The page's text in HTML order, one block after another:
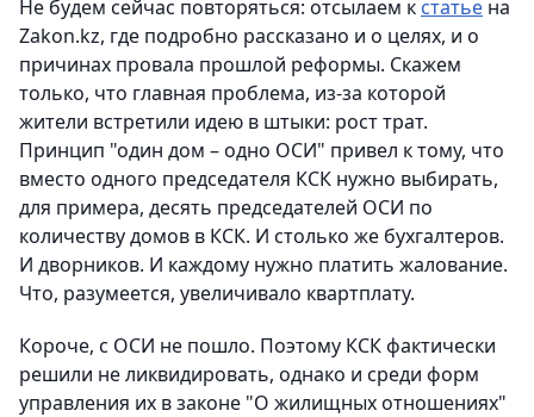
Не будем сейчас повторяться: отсылаем к статье на
Zakon.kz, где подробно рассказано и о целях, и о
причинах провала прошлой реформы. Скажем
только, что главная проблема, из-за которой
жители встретили идею в штыки: рост трат.
Принцип "один дом – одно ОСИ" привел к тому, что
вместо одного председателя КСК нужно выбирать,
для примера, десять председателей ОСИ по
количеству домов в КСК. И столько же бухгалтеров.
И дворников. И каждому нужно платить жалование.
Что, разумеется, увеличивало квартплату.
Короче, с ОСИ не пошло. Поэтому КСК фактически
решили не ликвидировать, однако и среди форм
управления их в законе "О жилищных отношениях"